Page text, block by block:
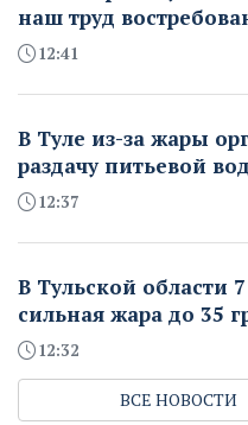
наш труд
12:41
В Туле из-за жары
раздачу питьевой
12:37
В Тульской области
сильная жара до 35
12:32
ВСЕ НОВОСТИ